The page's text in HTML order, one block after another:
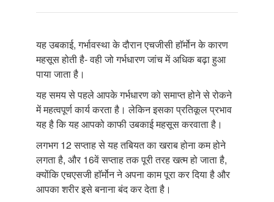
यह उबकाई, गर्भावस्था के दौरान एचजीसी हाॅर्मोन के कारण
महसूस होती है- वही जो गर्भधारण जांच में अधिक बढ़ा हुआ
पाया जाता है।
यह समय से पहले आपके गर्भधारण को समाप्त होने से रोकने
में महत्वपूर्ण कार्य करता है। लेकिन इसका प्रतिकूल प्रभाव
यह है कि यह आपको काफी उबकाई महसूस करवाता है।
लगभग 12 सप्ताह से यह तबियत का खराब होना कम होने
लगता है, और 16वें सप्ताह तक पूरी तरह खत्म हो जाता है,
क्योंकि एचएसजी हाॅर्मोन ने अपना काम पूरा कर दिया है और
आपका शरीर इसे बनाना बंद कर देता है।